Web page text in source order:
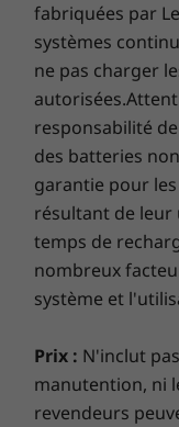
Profitez de
Votre
vous permet
déplacement.
une
dans un PC
super-rapide
tampon et tout
plateformes
avec le service
profiter d’un
plus sécurisé.
*Toutes les
lenovo.com
Les spécifications
disponibilité
fabriquées par
systèmes
ne pas charger
responsabilité
des batteries
garantie pour
résultant de leur
temps de
nombreux
système et
Prix : N'inclut
manutention, ni
revendeurs